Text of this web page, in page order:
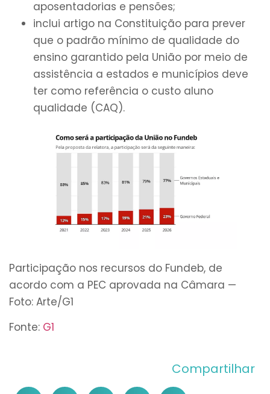
aposentadorias e pensões;
inclui artigo na Constituição para prever
que o padrão mínimo de qualidade do
ensino garantido pela União por meio de
assistência a estados e municípios deve
ter como referência o custo aluno
qualidade (CAQ).
Participação nos recursos do Fundeb, de
acordo com a PEC aprovada na Câmara —
Foto: Arte/G1
Fonte: G1
Compartilhar